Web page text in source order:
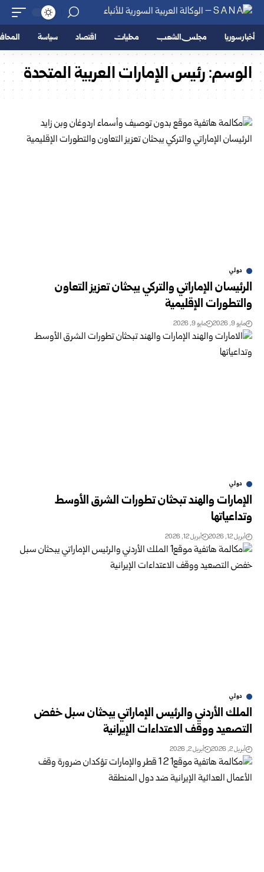
أخبار سوريا مجلس الشعب محليات اقتصاد سياسة
الوسم:رئيس الإمارات العربية المتحدة
دولي
الرئيسان الإماراتي والتركي يبحثان تعزيز التعاون
والتطورات الإقليمية
مايو 9, 2026 مايو 9, 2026
دولي
الإمارات والهند تبحثان تطورات الشرق الأوسط
وتداعياتها
أبريل 12, 2026 أبريل 12, 2026
دولي
الملك الأردني والرئيس الإماراتي يبحثان سبل خفض
التصعيد ووقف الاعتداءات الإيرانية
أبريل 2, 2026 أبريل 2, 2026